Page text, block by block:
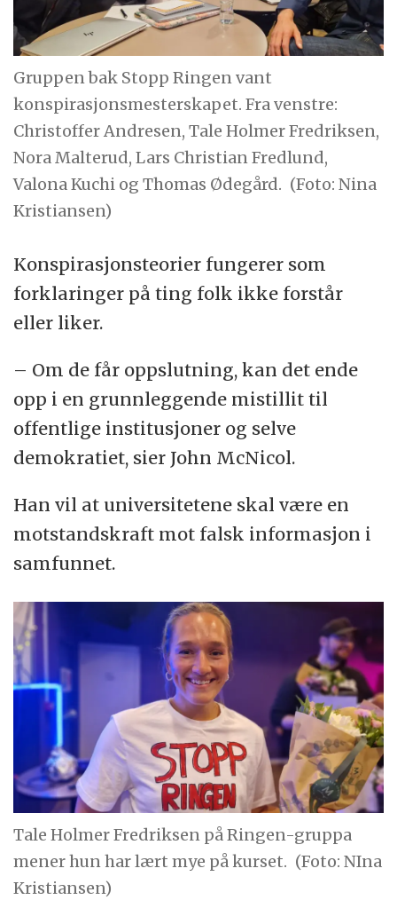
Gruppen bak Stopp Ringen vant
konspirasjonsmesterskapet. Fra venstre:
Christoffer Andresen, Tale Holmer Fredriksen,
Nora Malterud, Lars Christian Fredlund,
Valona Kuchi og Thomas Ødegård. (Foto: Nina
Kristiansen)
Konspirasjonsteorier fungerer som
forklaringer på ting folk ikke forstår
eller liker.
– Om de får oppslutning, kan det ende
opp i en grunnleggende mistillit til
offentlige institusjoner og selve
demokratiet, sier John McNicol.
Han vil at universitetene skal være en
motstandskraft mot falsk informasjon i
samfunnet.
Tale Holmer Fredriksen på Ringen-gruppa
mener hun har lært mye på kurset. (Foto: NIna
Kristiansen)